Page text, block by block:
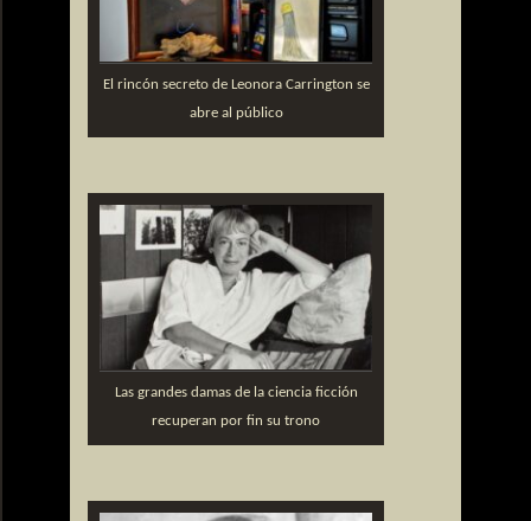
El rincón secreto de Leonora Carrington se
abre al público
Las grandes damas de la ciencia ficción
recuperan por fin su trono